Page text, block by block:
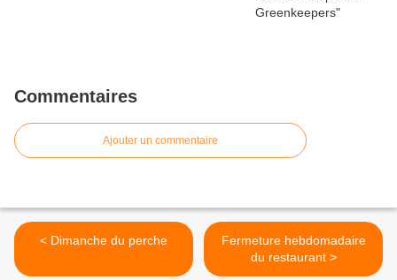
Commentaires
Ajouter un commentaire
< Dimanche du perche
Fermeture hebdomadaire
du restaurant >